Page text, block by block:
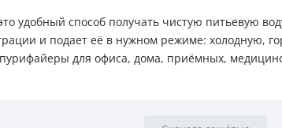
удобный способ получать чистую питьевую
и подает её в нужном режиме: холодную,
для офиса, дома, приёмных,